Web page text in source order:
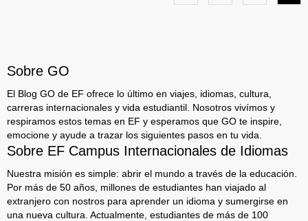
Sobre GO
El Blog GO de EF ofrece lo último en viajes, idiomas, cultura,
carreras internacionales y vida estudiantil. Nosotros vivímos y
respiramos estos temas en EF y esperamos que GO te inspire,
emocione y ayude a trazar los siguientes pasos en tu vida.
Sobre EF Campus Internacionales de Idiomas
Nuestra misión es simple: abrir el mundo a través de la educación.
Por más de 50 años, millones de estudiantes han viajado al
extranjero con nostros para aprender un idioma y sumergirse en
una nueva cultura. Actualmente, estudiantes de más de 100